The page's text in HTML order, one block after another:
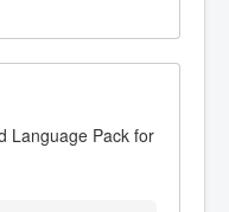
Language Pack for